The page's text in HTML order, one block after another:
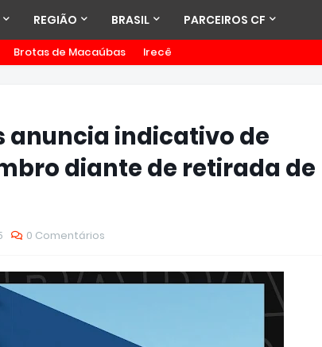
REGIÃO BRASIL PARCEIROS CF
Brotas de Macaúbas Irecê
anuncia indicativo de
diante de retirada de
0 Comentários